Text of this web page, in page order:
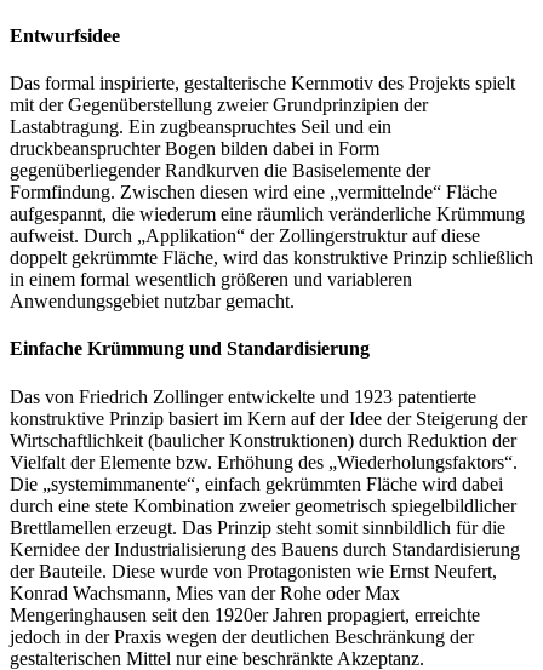
Entwurfsidee
Das formal inspirierte, gestalterische Kernmotiv des Projekts spielt
mit der Gegenüberstellung zweier Grundprinzipien der
Lastabtragung. Ein zugbeanspruchtes Seil und ein
druckbeanspruchter Bogen bilden dabei in Form
gegenüberliegender Randkurven die Basiselemente der
Formfindung. Zwischen diesen wird eine „vermittelnde“ Fläche
aufgespannt, die wiederum eine räumlich veränderliche Krümmung
aufweist. Durch „Applikation“ der Zollingerstruktur auf diese
doppelt gekrümmte Fläche, wird das konstruktive Prinzip schließlich
in einem formal wesentlich größeren und variableren
Anwendungsgebiet nutzbar gemacht.
Einfache Krümmung und Standardisierung
Das von Friedrich Zollinger entwickelte und 1923 patentierte
konstruktive Prinzip basiert im Kern auf der Idee der Steigerung der
Wirtschaftlichkeit (baulicher Konstruktionen) durch Reduktion der
Vielfalt der Elemente bzw. Erhöhung des „Wiederholungsfaktors“.
Die „systemimmanente“, einfach gekrümmten Fläche wird dabei
durch eine stete Kombination zweier geometrisch spiegelbildlicher
Brettlamellen erzeugt. Das Prinzip steht somit sinnbildlich für die
Kernidee der Industrialisierung des Bauens durch Standardisierung
der Bauteile. Diese wurde von Protagonisten wie Ernst Neufert,
Konrad Wachsmann, Mies van der Rohe oder Max
Mengeringhausen seit den 1920er Jahren propagiert, erreichte
jedoch in der Praxis wegen der deutlichen Beschränkung der
gestalterischen Mittel nur eine beschränkte Akzeptanz.